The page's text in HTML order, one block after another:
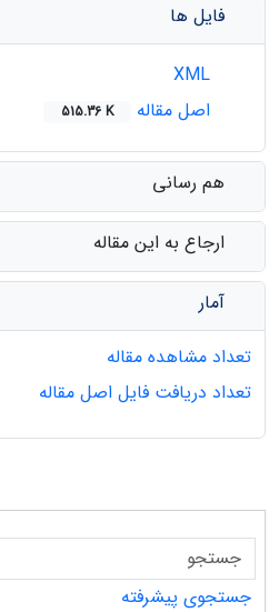
فایل ها
اصل مقاله
515.36 K
هم رسانی
ارجاع به این مقاله
آمار
تعداد مشاهده مقاله
تعداد دریافت فایل اصل مقاله
جستجوی پیشرفته